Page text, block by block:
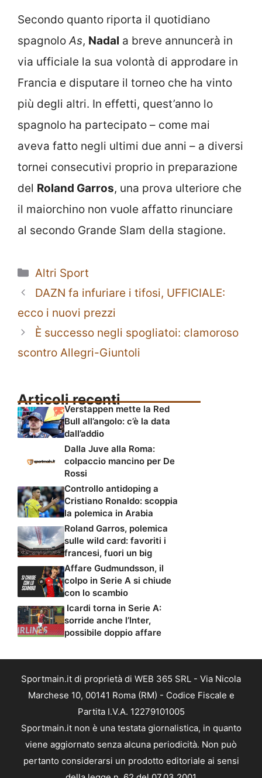
Secondo quanto riporta il quotidiano
spagnolo As, Nadal a breve annuncerà in
via ufficiale la sua volontà di approdare in
Francia e disputare il torneo che ha vinto
più degli altri. In effetti, quest’anno lo
spagnolo ha partecipato – come mai
aveva fatto negli ultimi due anni – a diversi
tornei consecutivi proprio in preparazione
del Roland Garros, una prova ulteriore che
il maiorchino non vuole affatto rinunciare
al secondo Grande Slam della stagione.
Categorie
Altri Sport
DAZN fa infuriare i tifosi, UFFICIALE:
ecco i nuovi prezzi
È successo negli spogliatoi: clamoroso
scontro Allegri-Giuntoli
Articoli recenti
Verstappen mette la Red
Bull all’angolo: c’è la data
dall’addio
Dalla Juve alla Roma:
colpaccio mancino per De
Rossi
Controllo antidoping a
Cristiano Ronaldo: scoppia
la polemica in Arabia
Roland Garros, polemica
sulle wild card: favoriti i
francesi, fuori un big
Affare Gudmundsson, il
colpo in Serie A si chiude
con lo scambio
Icardi torna in Serie A:
sorride anche l’Inter,
possibile doppio affare
Sportmain.it di proprietà di WEB 365 SRL - Via Nicola
Marchese 10, 00141 Roma (RM) - Codice Fiscale e
Partita I.V.A. 12279101005
Sportmain.it non è una testata giornalistica, in quanto
viene aggiornato senza alcuna periodicità. Non può
pertanto considerarsi un prodotto editoriale ai sensi